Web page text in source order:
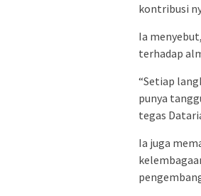
kontribusi
Ia
terhadap
“Setiap
punya
tegas
Ia juga